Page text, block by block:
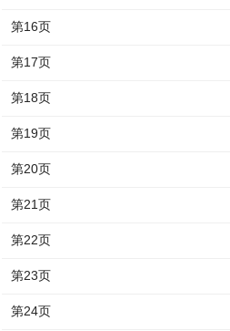
第16页
第17页
第18页
第19页
第20页
第21页
第22页
第23页
第24页